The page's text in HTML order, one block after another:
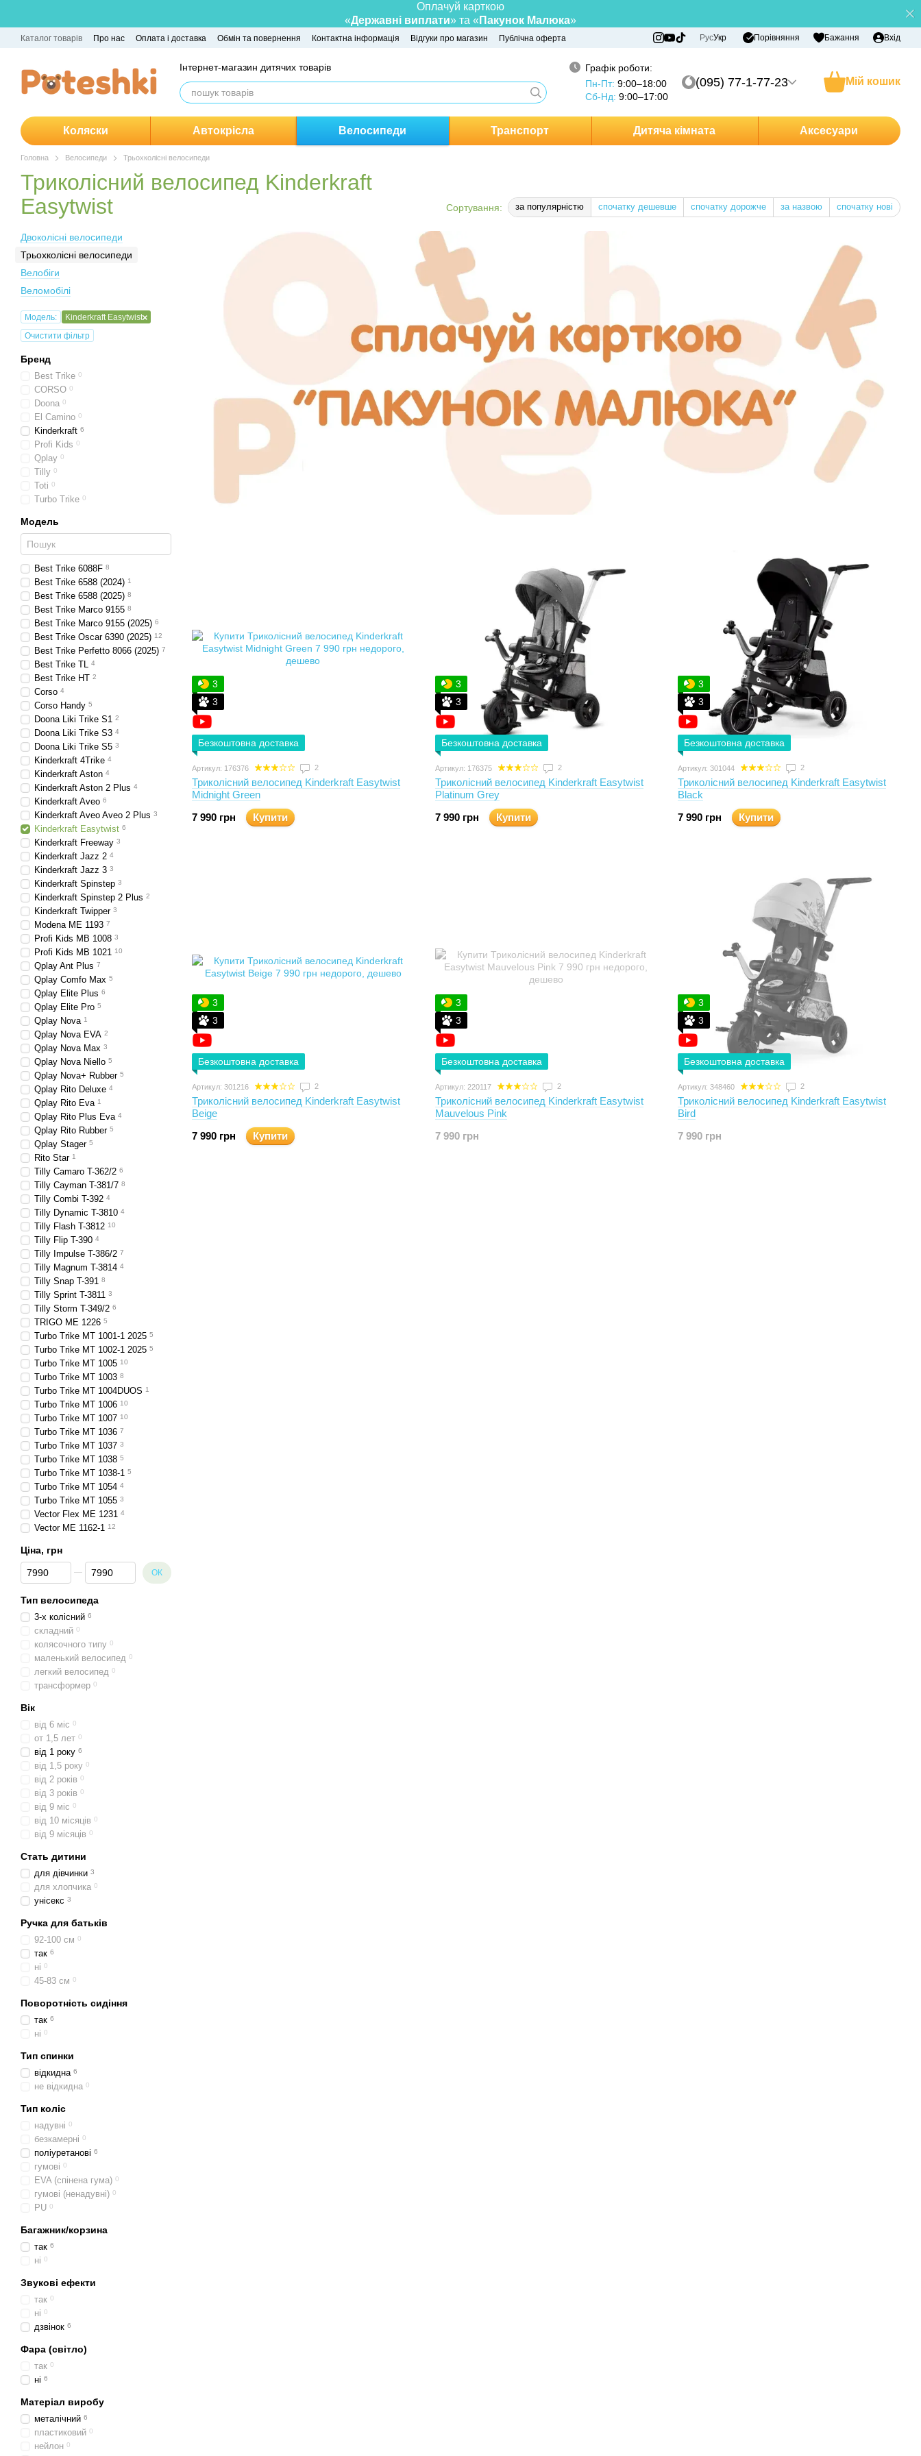
Оплачуй карткою
«Державні виплати» та « Пакунок Малюка»
Каталог товарів Про нас Оплата і доставка Обмін та повернення Контактна інформація Відгуки про магазин
Публічна оферта
РусУкр Порівняння Бажання Вхід
Інтернет-магазин дитячих товарів
Графік роботи:
Пн-Пт: 9:00–18:00
Сб-Нд: 9:00–17:00
(095) 77-1-77-23 Мій кошик
Коляски Автокрісла Велосипеди Транспорт Дитяча кімната Аксесуари
Головна Велосипеди Трьохколісні велосипеди
Триколісний велосипед Kinderkraft
Easytwist
Сортування: за популярністю спочатку дешевше спочатку дорожче за назвою спочатку нові
3
3
Безкоштовна доставка
Артикул: 176376 2
Триколісний велосипед Kinderkraft Easytwist
Midnight Green
7 990 грн
Купити
3
3
Безкоштовна доставка
Артикул: 176375 2
Триколісний велосипед Kinderkraft Easytwist
Platinum Grey
7 990 грн
Купити
3
3
Безкоштовна доставка
Артикул: 301044 2
Триколісний велосипед Kinderkraft Easytwist
Black
7 990 грн
Купити
3
3
Безкоштовна доставка
Артикул: 301216 2
Триколісний велосипед Kinderkraft Easytwist
Beige
7 990 грн
Купити
3
3
Безкоштовна доставка
Артикул: 220117 2
Триколісний велосипед Kinderkraft Easytwist
Mauvelous Pink
7 990 грн
3
3
Безкоштовна доставка
Артикул: 348460 2
Триколісний велосипед Kinderkraft Easytwist
Bird
7 990 грн
Двоколісні велосипеди
Трьохколісні велосипеди
Велобіги
Веломобілі
Модель:
Kinderkraft Easytwist
Очистити фільтр
Бренд
Best Trike 0
CORSO 0
Doona 0
El Camino 0
Kinderkraft 6
Profi Kids 0
Qplay 0
Tilly 0
Toti 0
Turbo Trike 0
Модель
Best Trike 6088F 8
Best Trike 6588 (2024) 1
Best Trike 6588 (2025) 8
Best Trike Marco 9155 8
Best Trike Marco 9155 (2025) 6
Best Trike Oscar 6390 (2025) 12
Best Trike Perfetto 8066 (2025) 7
Best Trike TL 4
Best Trike НТ 2
Corso 4
Corso Handy 5
Doona Liki Trike S1 2
Doona Liki Trike S3 4
Doona Liki Trike S5 3
Kinderkraft 4Trike 4
Kinderkraft Aston 4
Kinderkraft Aston 2 Plus 4
Kinderkraft Aveo 6
Kinderkraft Aveo Aveo 2 Plus 3
Kinderkraft Easytwist 6
Kinderkraft Freeway 3
Kinderkraft Jazz 2 4
Kinderkraft Jazz 3 3
Kinderkraft Spinstep 3
Kinderkraft Spinstep 2 Plus 2
Kinderkraft Twipper 3
Modena ME 1193 7
Profi Kids MB 1008 3
Profi Kids MB 1021 10
Qplay Ant Plus 7
Qplay Comfo Max 5
Qplay Elite Plus 6
Qplay Elite Pro 5
Qplay Nova 1
Qplay Nova EVA 2
Qplay Nova Max 3
Qplay Nova Niello 5
Qplay Nova+ Rubber 5
Qplay Rito Deluxe 4
Qplay Rito Eva 1
Qplay Rito Plus Eva 4
Qplay Rito Rubber 5
Qplay Stager 5
Rito Star 1
Tilly Camaro T-362/2 6
Tilly Cayman T-381/7 8
Tilly Combi T-392 4
Tilly Dynamic T-3810 4
Tilly Flash T-3812 10
Tilly Flip T-390 4
Tilly Impulse T-386/2 7
Tilly Magnum T-3814 4
Tilly Snap T-391 8
Tilly Sprint T-3811 3
Tilly Storm T-349/2 6
TRIGO ME 1226 5
Turbo Trike MT 1001-1 2025 5
Turbo Trike MT 1002-1 2025 5
Turbo Trike MT 1005 10
Turbo Тrike MT 1003 8
Turbo Тrike MT 1004DUOS 1
Turbo Тrike MT 1006 10
Turbo Тrike MT 1007 10
Turbo Тrike MT 1036 7
Turbo Тrike MT 1037 3
Turbo Тrike MT 1038 5
Turbo Тrike MT 1038-1 5
Turbo Тrike MT 1054 4
Turbo Тrike MT 1055 3
Vector Flex ME 1231 4
Vector ME 1162-1 12
Ціна, грн
Від Ціна, грн
До Ціна, грн ОК
Тип велосипеда
3-х колісний 6
складний 0
колясочного типу 0
маленький велосипед 0
легкий велосипед 0
трансформер 0
Вік
від 6 міс 0
от 1,5 лет 0
від 1 року 6
від 1,5 року 0
від 2 років 0
від 3 років 0
від 9 міс 0
від 10 місяців 0
від 9 місяців 0
Стать дитини
для дівчинки 3
для хлопчика 0
унісекс 3
Ручка для батьків
92-100 см 0
так 6
ні 0
45-83 см 0
Поворотність сидіння
так 6
ні 0
Тип спинки
відкидна 6
не відкидна 0
Тип коліс
надувні 0
безкамерні 0
поліуретанові 6
гумові 0
EVA (спінена гума) 0
гумові (ненадувні) 0
PU 0
Багажник/корзина
так 6
ні 0
Звукові ефекти
так 0
ні 0
дзвінок 6
Фара (світло)
так 0
ні 6
Матеріал виробу
металічний 6
пластиковий 0
нейлон 0